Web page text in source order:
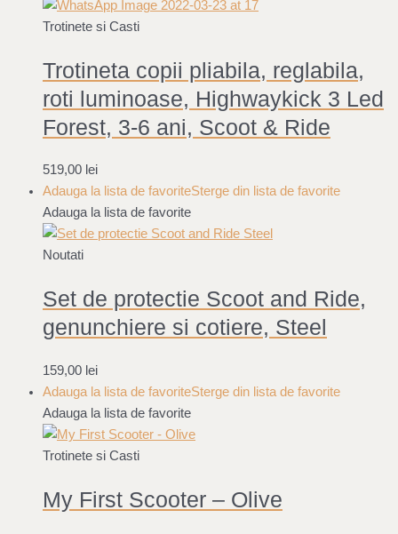
Trotinete si Casti
Trotineta copii pliabila, reglabila,
roti luminoase, Highwaykick 3 Led
Forest, 3-6 ani, Scoot & Ride
519,00 lei
Adauga la lista de favoriteSterge din lista de favorite
Adauga la lista de favorite
Noutati
Set de protectie Scoot and Ride,
genunchiere si cotiere, Steel
159,00 lei
Adauga la lista de favoriteSterge din lista de favorite
Adauga la lista de favorite
Trotinete si Casti
My First Scooter – Olive